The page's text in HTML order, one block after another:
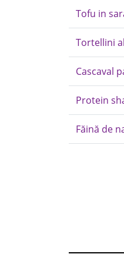
Tofu in
Tortellini
Cascaval
Protein
Făină de